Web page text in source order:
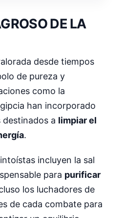
DE LA
desde tiempos
de pureza y
como la
han incorporado
destinados a limpiar el
.
incluyen la sal
para purificar
los luchadores de
de cada combate para